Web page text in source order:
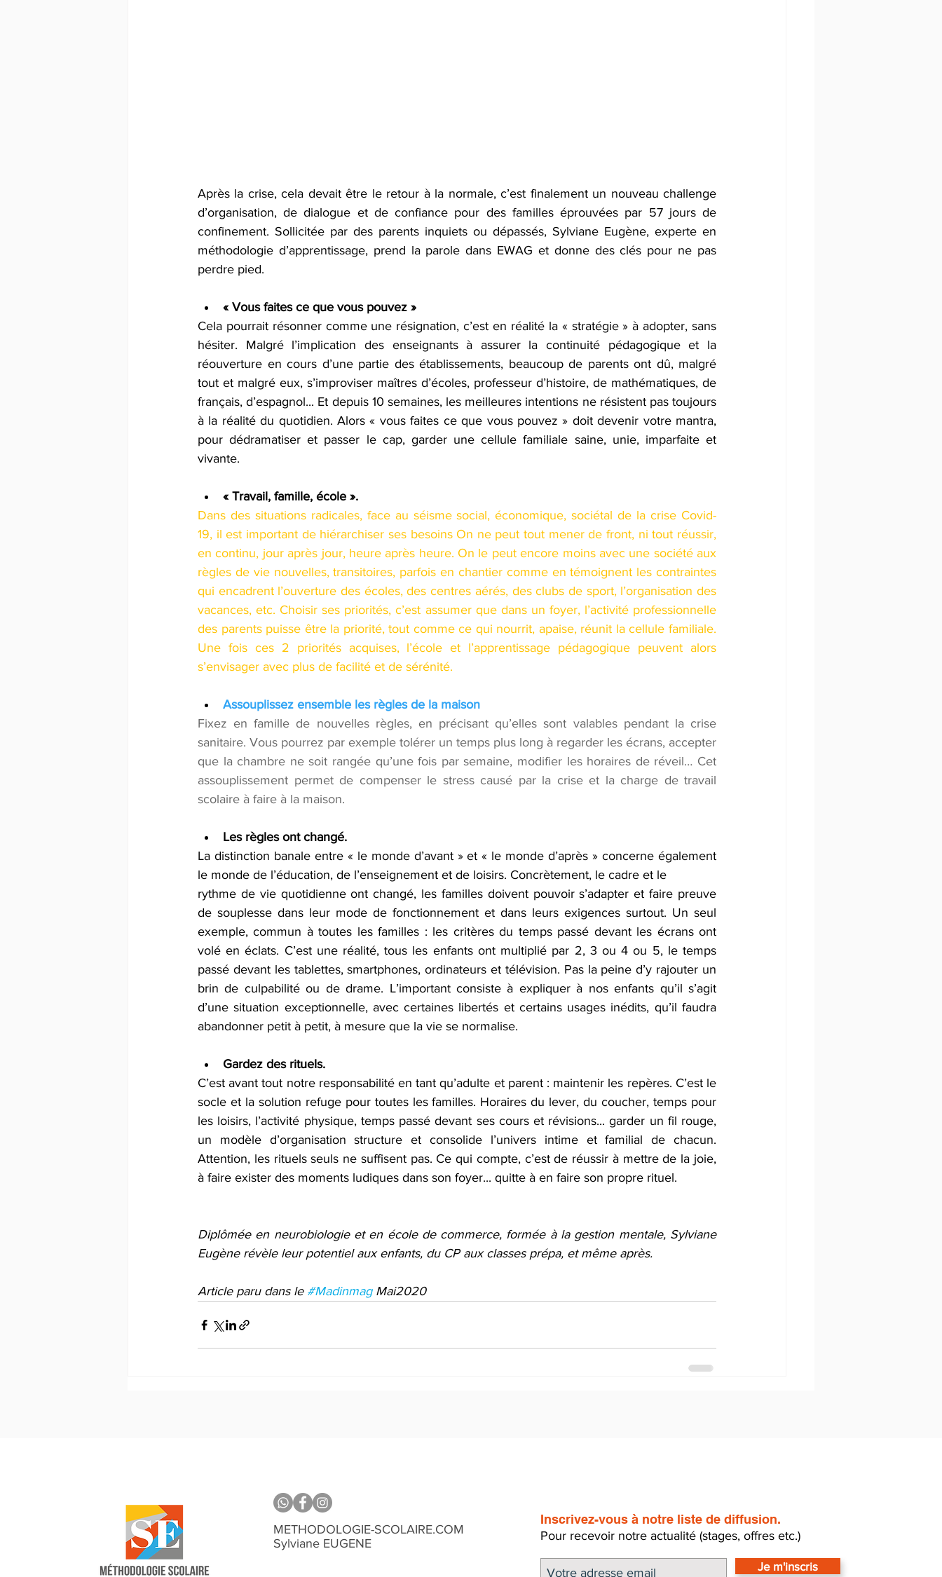
Après la crise, cela devait être le retour à la normale, c’est finalement un nouveau challenge
d’organisation, de dialogue et de confiance pour des familles éprouvées par 57 jours de
confinement. Sollicitée par des parents inquiets ou dépassés, Sylviane Eugène, experte en
méthodologie d’apprentissage, prend la parole dans EWAG et donne des clés pour ne pas
perdre pied.
« Vous faites ce que vous pouvez »​
Cela pourrait résonner comme une résignation, c’est en réalité la « stratégie » à adopter, sans
hésiter. Malgré l’implication des enseignants à assurer la continuité pédagogique et la
réouverture en cours d’une partie des établissements, beaucoup de parents ont dû, malgré
tout et malgré eux, s’improviser maîtres d’écoles, professeur d’histoire, de mathématiques, de
français, d’espagnol... Et depuis 10 semaines, les meilleures intentions ne résistent pas toujours
à la réalité du quotidien. Alors « vous faites ce que vous pouvez » doit devenir votre mantra,
pour dédramatiser et passer le cap, garder une cellule familiale saine, unie, imparfaite et
vivante.
« Travail, famille, école ».
Dans des situations radicales, face au séisme social, économique, sociétal de la crise Covid-
19, il est important de hiérarchiser ses besoins On ne peut tout mener de front, ni tout réussir,
en continu, jour après jour, heure après heure. On le peut encore moins avec une société aux
règles de vie nouvelles, transitoires, parfois en chantier comme en témoignent les contraintes
qui encadrent l’ouverture des écoles, des centres aérés, des clubs de sport, l’organisation des
vacances, etc. Choisir ses priorités, c’est assumer que dans un foyer, l’activité professionnelle
des parents puisse être la priorité, tout comme ce qui nourrit, apaise, réunit la cellule familiale.
Une fois ces 2 priorités acquises, l’école et l’apprentissage pédagogique peuvent alors
s’envisager avec plus de facilité et de sérénité.
Assouplissez ensemble les règles de la maison
Fixez en famille de nouvelles règles, en précisant qu’elles sont valables pendant la crise
sanitaire. Vous pourrez par exemple tolérer un temps plus long à regarder les écrans, accepter
que la chambre ne soit rangée qu’une fois par semaine, modifier les horaires de réveil… Cet
assouplissement permet de compenser le stress causé par la crise et la charge de travail
scolaire à faire à la maison.
Les règles ont changé.
La distinction banale entre « le monde d’avant » et « le monde d’après » concerne également
le monde de l’éducation, de l’enseignement et de loisirs. Concrètement, le cadre et le
rythme de vie quotidienne ont changé, les familles doivent pouvoir s’adapter et faire preuve
de souplesse dans leur mode de fonctionnement et dans leurs exigences surtout. Un seul
exemple, commun à toutes les familles : les critères du temps passé devant les écrans ont
volé en éclats. C’est une réalité, tous les enfants ont multiplié par 2, 3 ou 4 ou 5, le temps
passé devant les tablettes, smartphones, ordinateurs et télévision. Pas la peine d’y rajouter un
brin de culpabilité ou de drame. L’important consiste à expliquer à nos enfants qu’il s’agit
d’une situation exceptionnelle, avec certaines libertés et certains usages inédits, qu’il faudra
abandonner petit à petit, à mesure que la vie se normalise.
Gardez des rituels.
C’est avant tout notre responsabilité en tant qu’adulte et parent : maintenir les repères. C’est le
socle et la solution refuge pour toutes les familles. Horaires du lever, du coucher, temps pour
les loisirs, l’activité physique, temps passé devant ses cours et révisions... garder un fil rouge,
un modèle d’organisation structure et consolide l’univers intime et familial de chacun.
Attention, les rituels seuls ne suffisent pas. Ce qui compte, c’est de réussir à mettre de la joie,
à faire exister des moments ludiques dans son foyer... quitte à en faire son propre rituel.
Diplômée en neurobiologie et en école de commerce, formée à la gestion mentale, Sylviane
Eugène révèle leur potentiel aux enfants, du CP aux classes prépa, et même après.
Article paru dans le #Madinmag Mai2020
METHODOLOGIE-SCOLAIRE.COM
Sylviane EUGENE
Inscrivez-vous à notre liste de diffusion.
Pour recevoir notre actualité (stages, offres etc.)
Je m'inscris